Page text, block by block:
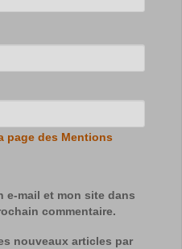
page des Mentions
e-mail et mon site dans
commentaire.
nouveaux articles par